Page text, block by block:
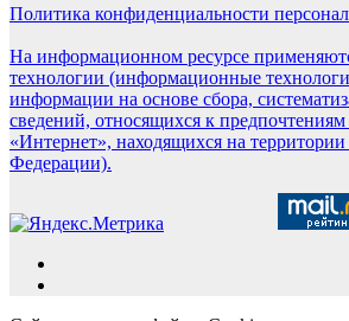
Политика конфиденциальности
На информационном ресурсе
технологии (информационные
информации на основе сбора,
сведений, относящихся к предпочтениям
«Интернет», находящихся на
Федерации).